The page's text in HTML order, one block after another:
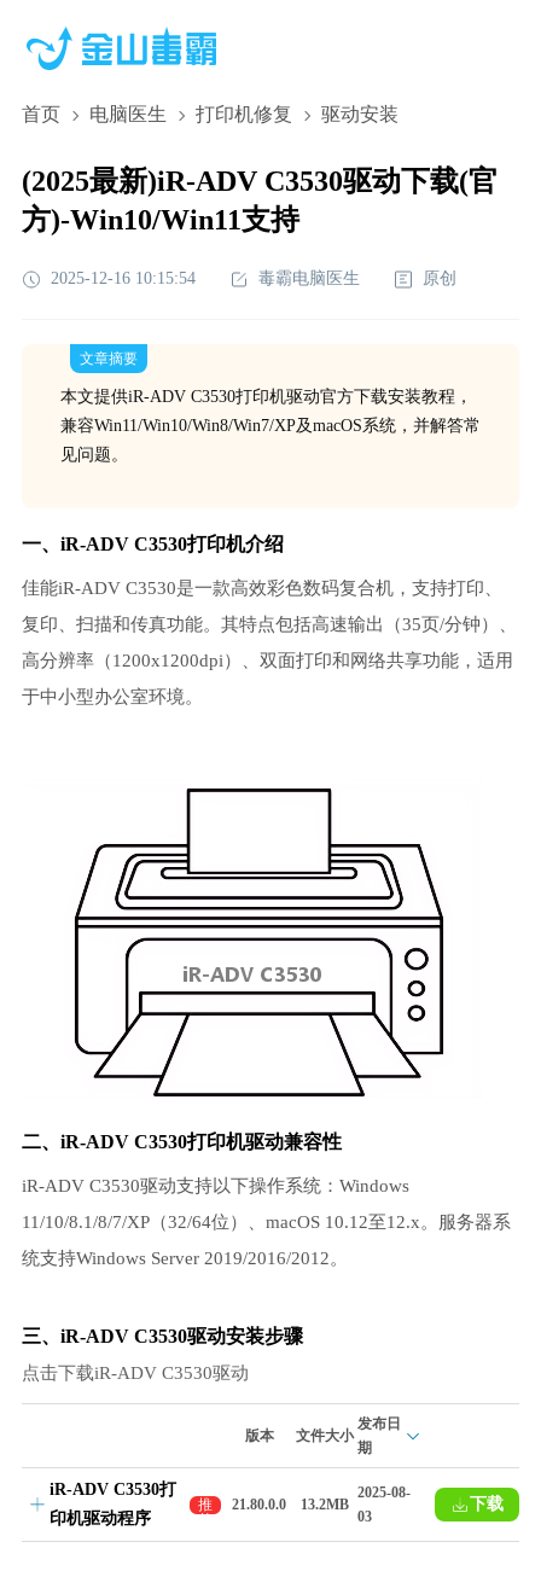
首页 电脑医生 打印机修复 驱动安装
(2025最新)iR-ADV C3530驱动下载(官
方)-Win10/Win11支持
2025-12-16 10:15:54 毒霸电脑医生 原创
文章摘要
本文提供iR-ADV C3530打印机驱动官方下载安装教程，
兼容Win11/Win10/Win8/Win7/XP及macOS系统，并解答常
见问题。
一、iR-ADV C3530打印机介绍
佳能iR-ADV C3530是一款高效彩色数码复合机，支持打印、
复印、扫描和传真功能。其特点包括高速输出（35页/分钟）、
高分辨率（1200x1200dpi）、双面打印和网络共享功能，适用
于中小型办公室环境。
二、iR-ADV C3530打印机驱动兼容性
iR-ADV C3530驱动支持以下操作系统：Windows
11/10/8.1/8/7/XP（32/64位）、macOS 10.12至12.x。服务器系
统支持Windows Server 2019/2016/2012。
三、iR-ADV C3530驱动安装步骤
点击下载iR-ADV C3530驱动
版本 文件大小
发布日
期
iR-ADV C3530打
印机驱动程序
推
荐
21.80.0.0 13.2MB
2025-08-
03
下载